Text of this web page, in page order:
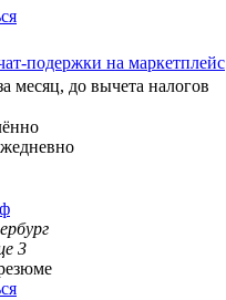
подержки на маркетплейс
месяц, до вычета налогов
3